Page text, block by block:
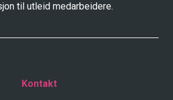
til utleid medarbeidere.
Kontakt